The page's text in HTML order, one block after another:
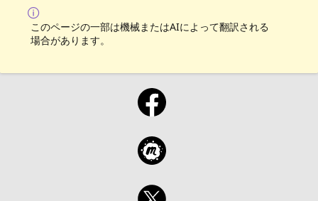
このページの一部は機械またはAIによって翻訳される
場合があります。